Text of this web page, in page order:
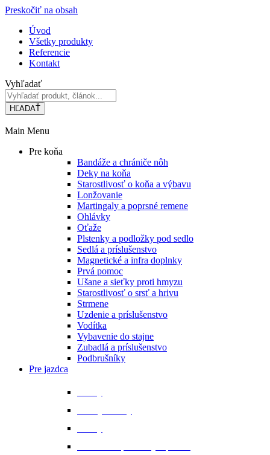
Preskočiť na obsah
Úvod
Všetky produkty
Referencie
Kontakt
Vyhľadať
HĽADAŤ
Main Menu
Pre koňa
Bandáže a chrániče nôh
Deky na koňa
Starostlivosť o koňa a výbavu
Lonžovanie
Martingaly a poprsné remene
Ohlávky
Oťaže
Plstenky a podložky pod sedlo
Sedlá a príslušenstvo
Magnetické a infra doplnky
Prvá pomoc
Ušane a sieťky proti hmyzu
Starostlivosť o srsť a hrivu
Strmene
Uzdenie a príslušenstvo
Vodítka
Vybavenie do stajne
Zubadlá a príslušenstvo
Podbrušníky
Pre jazdca